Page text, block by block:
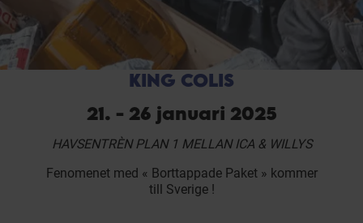
KING COLIS
21. - 26 januari 2025
HAVSENTRÈN PLAN 1 MELLAN ICA & WILLYS
Fenomenet med « Borttappade Paket » kommer
till Sverige !